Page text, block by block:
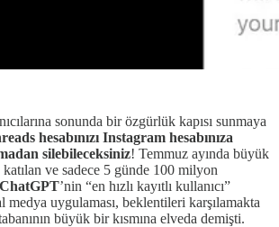
sonunda bir özgürlük kapısı sunmaya
hesabınızı Instagram hesabınıza
silebileceksiniz! Temmuz ayında büyük
ve sadece 5 günde 100 milyon
ChatGPT’nin “en hızlı kayıtlı kullanıcı”
medya uygulaması, beklentileri karşılamakta
büyük bir kısmına elveda demişti.